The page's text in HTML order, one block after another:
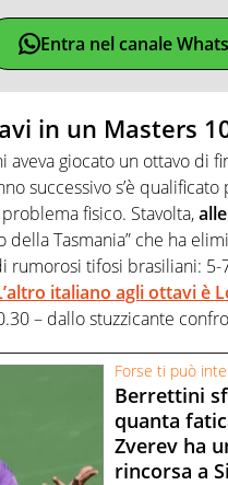
Entra nel canale
in un Masters
aveva giocato un ottavo di
successivo s’è
fisico. Stavolta,
della Tasmania” che ha
rumorosi tifosi brasiliani:
italiano agli ottavi è
– dallo stuzzicante
Forse ti può
Berrettini
quanta
Zverev ha
rincorsa a